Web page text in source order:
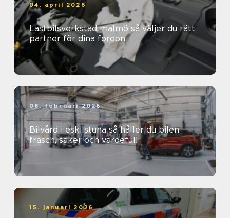
04. april 2026
Lastbilsverkstad malmö så väljer du rätt
partner för dina fordon
08. februari 2026
Bilvård i eskilstuna så håller du bilen
fräsch, säker och värdefull
15. januari 2026